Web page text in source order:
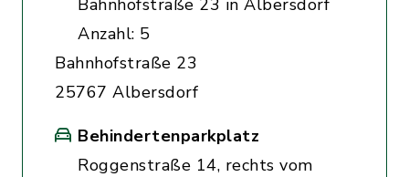
Bahnhofstraße 23 in Albersdorf
Anzahl: 5
Bahnhofstraße 23
25767 Albersdorf
Behindertenparkplatz
Roggenstraße 14, rechts vom